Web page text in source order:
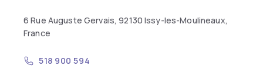
6 Rue Auguste Gervais, 92130 Issy-les-Moulineaux,
France
518 900 594